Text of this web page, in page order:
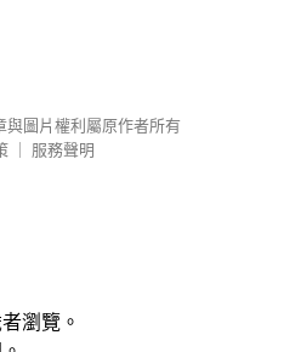
與圖片權利屬原作者所有
服務聲明
瀏覽。